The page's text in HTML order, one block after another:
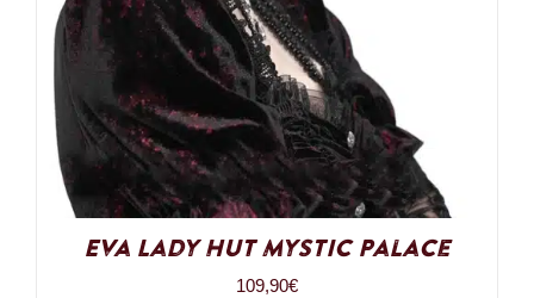
Eva Lady Hut Mystic Palace
109,90€